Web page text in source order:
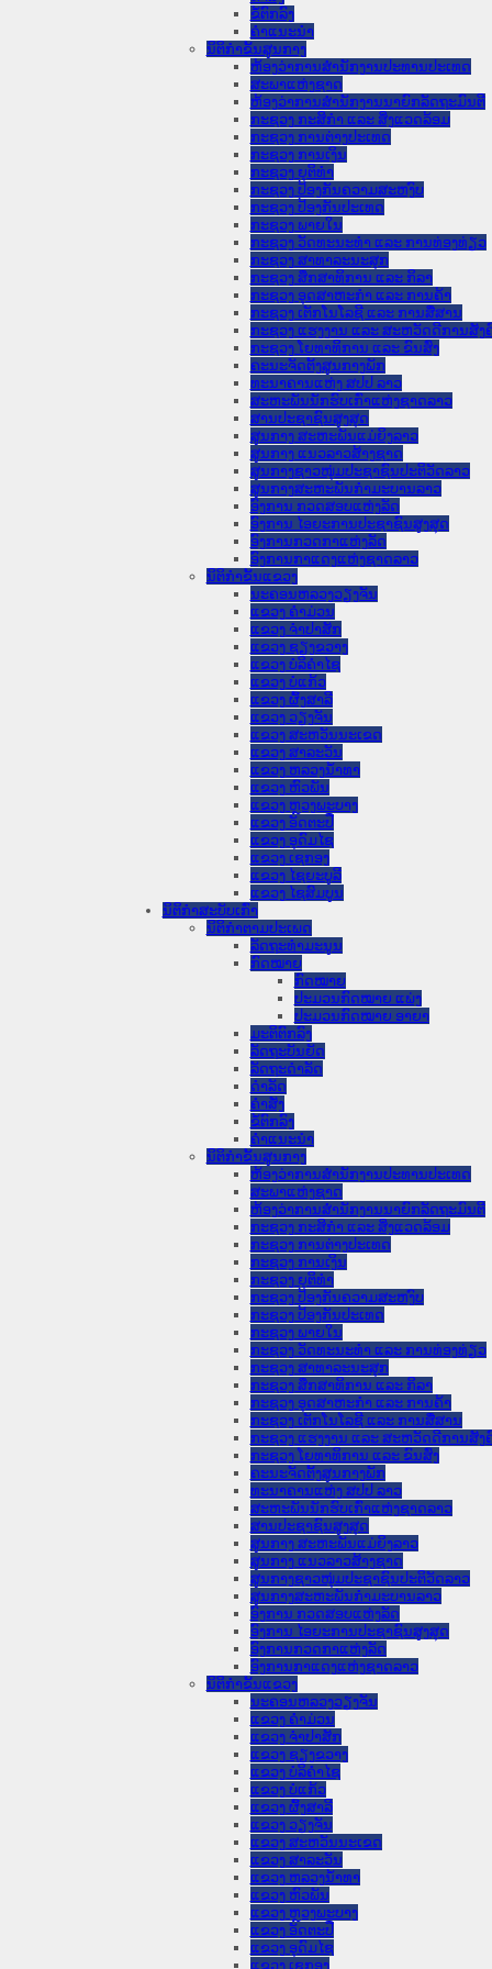
ຂໍ້ຕົກລົງ
ຄໍາແນະນໍາ
ນິຕິກຳຂັ້ນສູນກາງ
ຫ້ອງວ່າການສໍານັກງານປະທານປະເທດ
ສະພາແຫ່ງຊາດ
ຫ້ອງວ່າການສຳນັກງານນາຍົກລັດຖະມົນຕີ
ກະຊວງ ກະສິກຳ ແລະ ສິ່ງແວດລ້ອມ
ກະຊວງ ການຕ່າງປະເທດ
ກະຊວງ ການເງິນ
ກະຊວງ ຍຸຕິທໍາ
ກະຊວງ ປ້ອງກັນຄວາມສະຫງົບ
ກະຊວງ ປ້ອງກັນປະເທດ
ກະຊວງ ພາຍໃນ
ກະຊວງ ວັດທະນະທຳ ແລະ ການທ່ອງທ່ຽວ
ກະຊວງ ສາທາລະນະສຸກ
ກະຊວງ ສຶກສາທິການ ແລະ ກິລາ
ກະຊວງ ອຸດສາຫະກຳ ແລະ ການຄ້າ
ກະຊວງ ເຕັກໂນໂລຊີ ແລະ ການສື່ສານ
ກະຊວງ ແຮງງານ ແລະ ສະຫວັດດີການສັງ
ກະຊວງ ໂຍທາທິການ ແລະ ຂົນສົ່ງ
ຄະນະຈັດຕັ້ງສູນກາງພັກ
ທະນາຄານແຫ່ງ ສປປ ລາວ
ສະຫະພັນນັກຮົບເກົ່າແຫ່ງຊາດລາວ
ສານປະຊາຊົນສູງສຸດ
ສູນກາງ ສະຫະພັນແມ່ຍິງລາວ
ສູນກາງ ແນວລາວສ້າງຊາດ
ສູນກາງຊາວໜຸ່ມປະຊາຊົນປະຕິວັດລາວ
ສູນກາງສະຫະພັນກຳມະບານລາວ
ອົງການ ກວດສອບແຫ່ງລັດ
ອົງການ ໄອຍະການປະຊາຊົນສູງສຸດ
ອົງການກວດກາແຫ່ງລັດ
ອົງການກາແດງແຫ່ງຊາດລາວ
ນິຕິກໍາຂັ້ນແຂວງ
ນະ​ຄອນ​ຫລວງວຽງຈັນ
ແຂວງ ຄໍາມ່ວນ
ແຂວງ ຈໍາປາສັກ
ແຂວງ ຊຽງຂວາງ
ແຂວງ ບໍລິຄໍາໄຊ
ແຂວງ ບໍ່ແກ້ວ
ແຂວງ ຜົ້ງສາລີ
ແຂວງ ວຽງຈັນ
ແຂວງ ສະຫວັນນະເຂດ
ແຂວງ ສາລະວັນ
ແຂວງ ຫລວງນໍ້າທາ
ແຂວງ ຫົວພັນ
ແຂວງ ຫຼວງພະບາງ
ແຂວງ ອັດຕະປື
ແຂວງ ອຸດົມໄຊ
ແຂວງ ເຊກອງ
ແຂວງ ໄຊຍະບູລີ
ແຂວງ ໄຊສົມບູນ
ນິຕິກໍາສະບັບເກົ່າ
ນິຕິກຳຕາມປະເພດ
ລັດຖະທໍາມະນູນ
ກົດໝາຍ
ກົດໝາຍ
ປະມວນກົດໝາຍ ແພ່ງ
ປະມວນກົດໝາຍ ອາຍາ
ມະຕິຕົກລົງ
ລັດຖະບັນຍັດ
ລັດຖະດໍາລັດ
ດໍາລັດ
ຄໍາສັ່ງ
ຂໍ້ຕົກລົງ
ຄໍາແນະນໍາ
ນິຕິກໍາຂັ້ນສູນກາງ
ຫ້ອງວ່າການສໍານັກງານປະທານປະເທດ
ສະພາແຫ່ງຊາດ
ຫ້ອງວ່າການສຳນັກງານນາຍົກລັດຖະມົນຕີ
ກະຊວງ ກະສິກຳ ແລະ ສິ່ງແວດລ້ອມ
ກະຊວງ ການຕ່າງປະເທດ
ກະຊວງ ການເງິນ
ກະຊວງ ຍຸຕິທໍາ
ກະຊວງ ປ້ອງກັນຄວາມສະຫງົບ
ກະຊວງ ປ້ອງກັນປະເທດ
ກະຊວງ ພາຍໃນ
ກະຊວງ ວັດທະນະທຳ ແລະ ການທ່ອງທ່ຽວ
ກະຊວງ ສາທາລະນະສຸກ
ກະຊວງ ສຶກສາທິການ ແລະ ກິລາ
ກະຊວງ ອຸດສາຫະກຳ ແລະ ການຄ້າ
ກະຊວງ ເຕັກໂນໂລຊີ ແລະ ການສື່ສານ
ກະຊວງ ແຮງງານ ແລະ ສະຫວັດດີການສັງ
ກະຊວງ ໂຍທາທິການ ແລະ ຂົນສົ່ງ
ຄະນະຈັດຕັ້ງສູນກາງພັກ
ທະນາຄານແຫ່ງ ສປປ ລາວ
ສະຫະພັນນັກຮົບເກົ່າແຫ່ງຊາດລາວ
ສານປະຊາຊົນສູງສຸດ
ສູນກາງ ສະຫະພັນແມ່ຍິງລາວ
ສູນກາງ ແນວລາວສ້າງຊາດ
ສູນກາງຊາວໜຸ່ມປະຊາຊົນປະຕິວັດລາວ
ສູນກາງສະຫະພັນກຳມະບານລາວ
ອົງການ ກວດສອບແຫ່ງລັດ
ອົງການ ໄອຍະການປະຊາຊົນສູງສຸດ
ອົງການກວດກາແຫ່ງລັດ
ອົງການກາແດງແຫ່ງຊາດລາວ
ນິຕິກໍາຂັ້ນແຂວງ
ນະ​ຄອນ​ຫລວງວຽງຈັນ
ແຂວງ ຄໍາມ່ວນ
ແຂວງ ຈໍາປາສັກ
ແຂວງ ຊຽງຂວາງ
ແຂວງ ບໍລິຄໍາໄຊ
ແຂວງ ບໍ່ແກ້ວ
ແຂວງ ຜົ້ງສາລີ
ແຂວງ ວຽງຈັນ
ແຂວງ ສະຫວັນນະເຂດ
ແຂວງ ສາລະວັນ
ແຂວງ ຫລວງນໍ້າທາ
ແຂວງ ຫົວພັນ
ແຂວງ ຫຼວງພະບາງ
ແຂວງ ອັດຕະປື
ແຂວງ ອຸດົມໄຊ
ແຂວງ ເຊກອງ